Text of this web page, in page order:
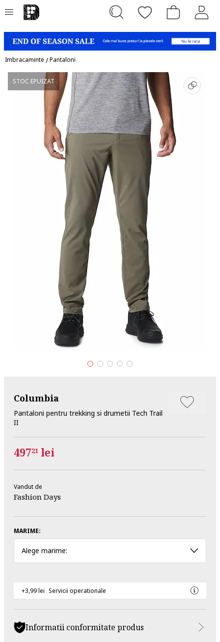
Imbracaminte /Pantaloni
STOC EPUIZAT
Columbia
Pantaloni pentru trekking si drumetii Tech Trail
II
49721 lei
Vandut de
Fashion Days
MARIME:
Alege marime:
+3,99 lei Servicii operationale
Informatii conformitate produs